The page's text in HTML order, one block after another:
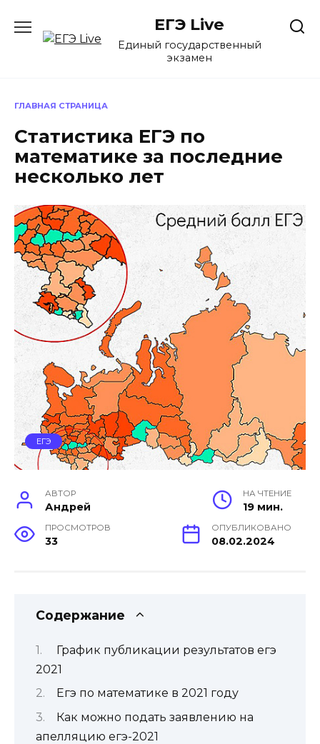
содержанию
ЕГЭ Live
Единый государственный
экзамен
ГЛАВНАЯ СТРАНИЦА
Статистика ЕГЭ по
математике за последние
несколько лет
ЕГЭ
АВТОР
Андрей
НА ЧТЕНИЕ
19 мин.
ПРОСМОТРОВ
33
ОПУБЛИКОВАНО
08.02.2024
Содержание
График публикации результатов егэ
2021
Егэ по математике в 2021 году
Как можно подать заявлению на
апелляцию егэ-2021